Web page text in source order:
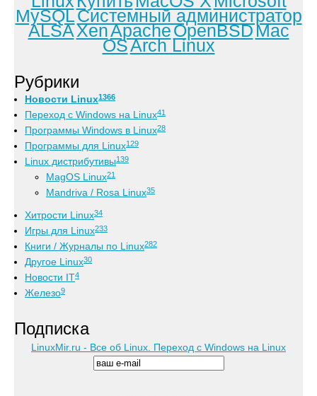
MySQLСистемный администратор
ALSAXenApacheOpenBSDMac
OSArch Linux
Рубрики
Новости Linux1366
Переход с Windows на Linux41
Программы Windows в Linux28
Программы для Linux129
Linux дистрибутивы139
MagOS Linux21
Mandriva / Rosa Linux35
Хитрости Linux34
Игры для Linux233
Книги / Журналы по Linux282
Другое Linux30
Новости IT4
Железо9
Подписка
LinuxMir.ru - Все об Linux. Переход с Windows на Linux